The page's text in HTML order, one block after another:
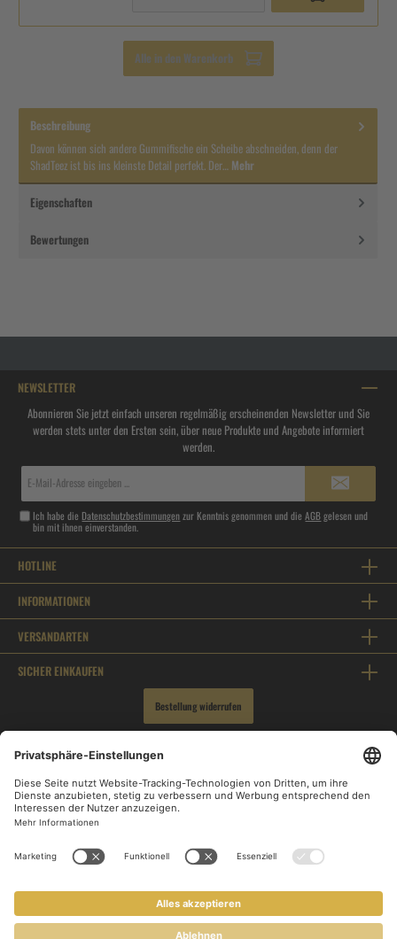
Alle in den Warenkorb
Beschreibung
Davon können sich andere Gummifische ein Scheibe abschneiden, denn der
ShadTeez ist bis ins kleinste Detail perfekt. Der… Mehr
Eigenschaften
Bewertungen
NEWSLETTER
Abonnieren Sie jetzt einfach unseren regelmäßig erscheinenden Newsletter und Sie
werden stets unter den Ersten sein, über neue Produkte und Angebote informiert
werden.
Ich habe die Datenschutzbestimmungenzur Kenntnis genommen und dieAGBgelesen und
bin mit ihnen einverstanden.
HOTLINE
INFORMATIONEN
VERSANDARTEN
SICHER EINKAUFEN
Bestellung widerrufen